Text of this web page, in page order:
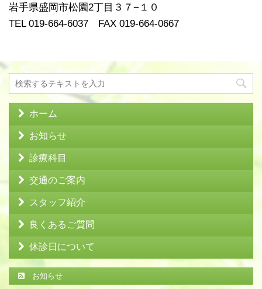
岩手県盛岡市松園2丁目３７−１０
TEL 019-664-6037 FAX 019-664-0667
ホーム
お知らせ
診療科目
交通のご案内
スタッフ紹介
良くあるご質問
休診日について
お知らせ